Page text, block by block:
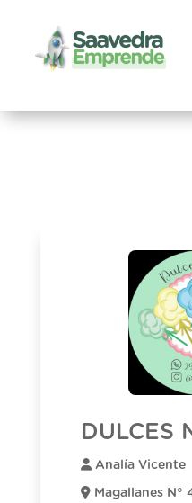
DULCES
Analía Vicente
Magallanes N°